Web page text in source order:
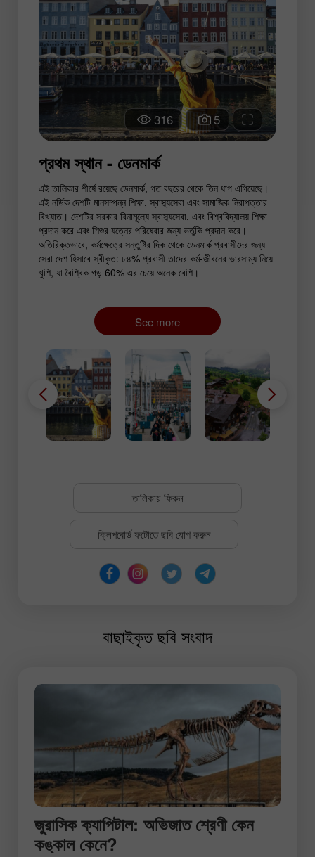
316 5
প্রথম স্থান - ডেনমার্ক
এই তালিকার শীর্ষে রয়েছে ডেনমার্ক, গত বছরের থেকে তিন ধাপ এগিয়েছে।
এই নর্ডিক দেশটি মানসম্পন্ন শিক্ষা, স্বাস্থ্যসেবা এবং সামাজিক নিরাপত্তার
বিখ্যাত। দেশটির সরকার বিনামূল্যে স্বাস্থ্যসেবা, এবং বিশ্ববিদ্যালয় শিক্ষা
প্রদান করে এবং শিশুর যত্নের পরিষেবার জন্য ভর্তুকি প্রদান করে।
অতিরিক্তভাবে, কর্মক্ষেত্রে সন্তুষ্টির দিক থেকে ডেনমার্ক প্রবাসীদের জন্য
সেরা দেশ হিসাবে স্বীকৃত: ৮৪% প্রবাসী তাদের কর্ম-জীবনের ভারসাম্য নিয়ে
খুশি, যা বৈশ্বিক গড় 60% এর চেয়ে অনেক বেশি।
See more
তালিকায় ফিরুন
ক্লিপবোর্ড ফটোতে ছবি যোগ করুন
বাছাইকৃত ছবি সংবাদ
জুরাসিক ক্যাপিটাল: অভিজাত শ্রেণী কেন
কঙ্কাল কেনে?